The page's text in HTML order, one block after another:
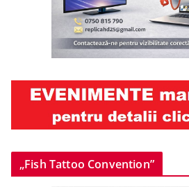
„Fish Tattoo Convention”